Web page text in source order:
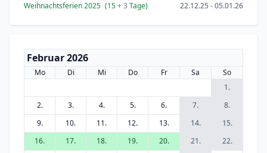
Weihnachtsferien 2025 (15+ 3 Tage) 22.12.25 - 05.01.26
Februar 2026
Mo Di Mi Do Fr Sa
So
1.
2.
3. 4. 5. 6. 7.
8.
9.
10. 11. 12. 13. 14.
15.
16.
17. 18. 19. 20. 21.
22.